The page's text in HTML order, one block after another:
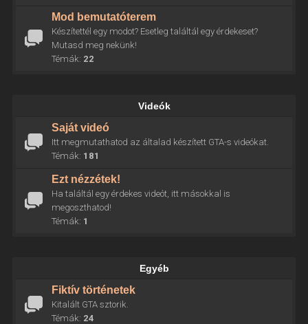
Mod bemutatóterem
Készítettél egy modot? Esetleg találtál egy érdekeset?
Mutasd meg nekünk!
Témák: 22
Videók
Saját videó
Itt megmutathatod az általad készített GTA-s videókat.
Témák: 181
Ezt nézzétek!
Ha találtál egy érdekes videót, itt másokkal is
megoszthatod!
Témák: 1
Egyéb
Fiktív történetek
Kitalált GTA sztorik.
Témák: 24